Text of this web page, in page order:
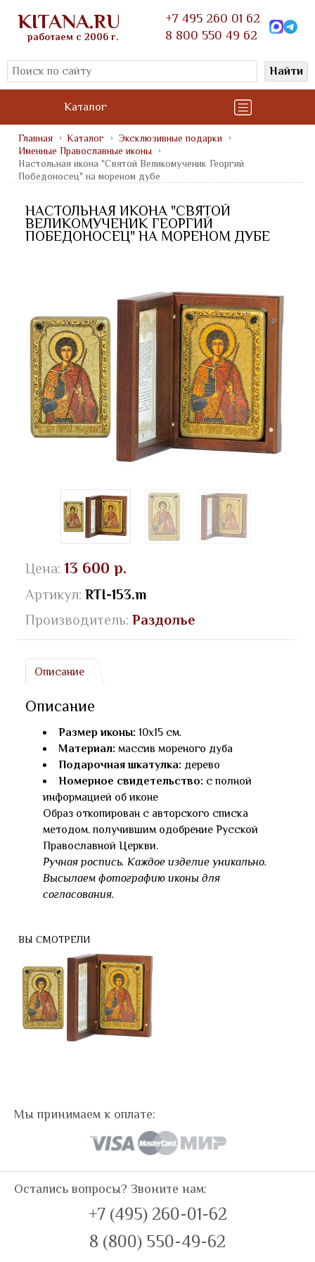
KITANA.RU
работаем с 2006 г.
+7 495 260 01 62
8 800 550 49 62
Найти
Каталог
Главная Каталог
Эксклюзивные подарки
Именные Православные иконы
Настольная икона "Святой Великомученик Георгий
Победоносец" на мореном дубе
НАСТОЛЬНАЯ ИКОНА "СВЯТОЙ
ВЕЛИКОМУЧЕНИК ГЕОРГИЙ
ПОБЕДОНОСЕЦ" НА МОРЕНОМ ДУБЕ
Цена: 13 600 р.
Артикул: RTI-153.m
Производитель: Раздолье
Описание
Описание
Размер иконы: 10х15 см.
Материал: массив мореного дуба
Подарочная шкатулка: дерево
Номерное свидетельство: с полной
информацией об иконе
Образ откопирован с авторского списка
методом. получившим одобрение Русской
Православной Церкви.
Ручная роспись. Каждое изделие уникально.
Высылаем фотографию иконы для
согласования.
ВЫ СМОТРЕЛИ
Мы принимаем к оплате:
Остались вопросы? Звоните нам:
+7 (495) 260-01-62
8 (800) 550-49-62